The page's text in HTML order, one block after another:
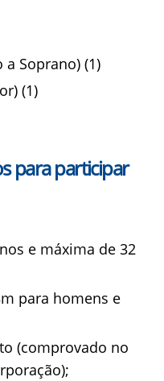
a Soprano) (1)
(1)
para participar
e máxima de 32
para homens e
(comprovado no